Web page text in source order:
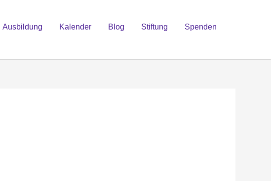
Ausbildung Kalender Blog Stiftung Spenden